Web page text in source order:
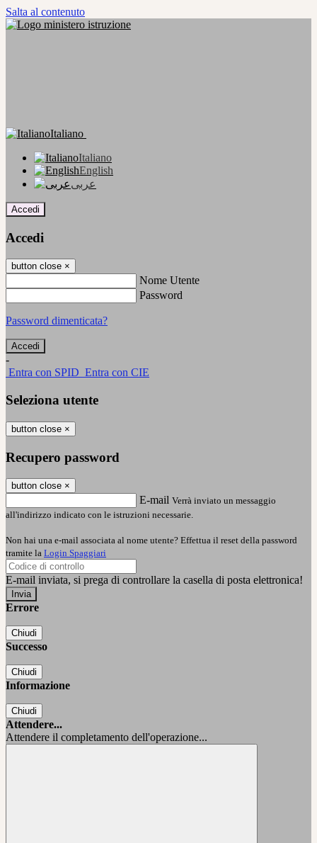
Salta al contenuto
Italiano
Italiano
English
عربى
Accedi
Accedi
button close ×
Nome Utente
Password
Password dimenticata?
-
Entra con SPID Entra con CIE
Seleziona utente
button close ×
Recupero password
button close ×
E-mail Verrà inviato un messaggio
all'indirizzo indicato con le istruzioni necessarie.
Non hai una e-mail associata al nome utente? Effettua il reset della password
tramite la Login Spaggiari
E-mail inviata, si prega di controllare la casella di posta elettronica!
Errore
Chiudi
Successo
Chiudi
Informazione
Chiudi
Attendere...
Attendere il completamento dell'operazione...